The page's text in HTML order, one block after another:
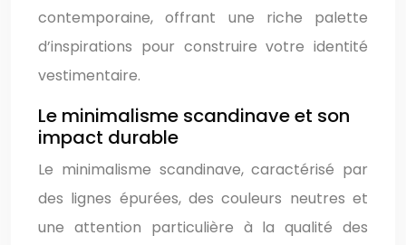
contemporaine, offrant une riche palette
d’inspirations pour construire votre identité
vestimentaire.
Le minimalisme scandinave et son
impact durable
Le minimalisme scandinave, caractérisé par
des lignes épurées, des couleurs neutres et
une attention particulière à la qualité des